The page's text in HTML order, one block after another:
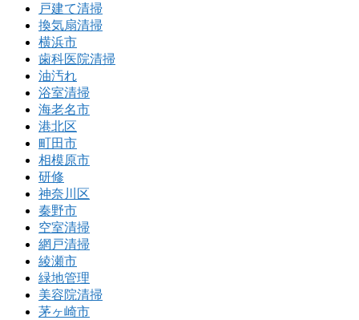
戸建て清掃
換気扇清掃
横浜市
歯科医院清掃
油汚れ
浴室清掃
海老名市
港北区
町田市
相模原市
研修
神奈川区
秦野市
空室清掃
網戸清掃
綾瀬市
緑地管理
美容院清掃
茅ヶ崎市